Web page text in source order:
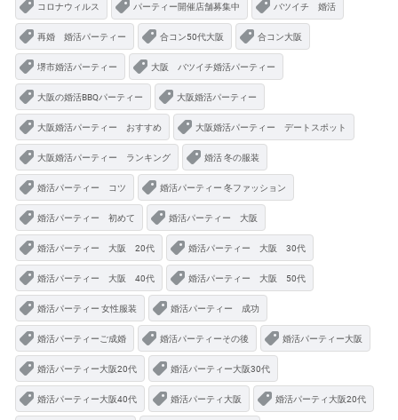
コロナウィルス パーティー開催店舗募集中 バツイチ 婚活
再婚 婚活パーティー 合コン50代大阪 合コン大阪
堺市婚活パーティー 大阪 バツイチ婚活パーティー
大阪の婚活BBQパーティー 大阪婚活パーティー
大阪婚活パーティー おすすめ 大阪婚活パーティー デートスポット
大阪婚活パーティー ランキング 婚活 冬の服装
婚活パーティー コツ 婚活パーティー 冬ファッション
婚活パーティー 初めて 婚活パーティー 大阪
婚活パーティー 大阪 20代 婚活パーティー 大阪 30代
婚活パーティー 大阪 40代 婚活パーティー 大阪 50代
婚活パーティー 女性服装 婚活パーティー 成功
婚活パーティーご成婚 婚活パーティーその後 婚活パーティー大阪
婚活パーティー大阪20代 婚活パーティー大阪30代
婚活パーティー大阪40代 婚活パーティ大阪 婚活パーティ大阪20代